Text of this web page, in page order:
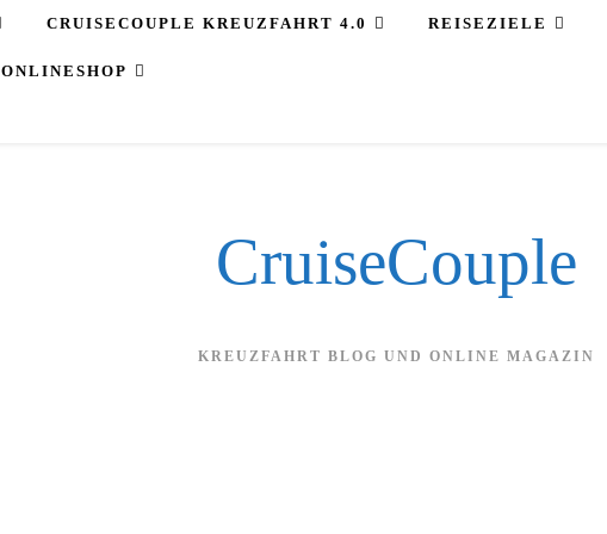
CRUISECOUPLE KREUZFAHRT 4.0 REISEZIELE
ONLINESHOP
CruiseCouple
KREUZFAHRT BLOG UND ONLINE MAGAZIN